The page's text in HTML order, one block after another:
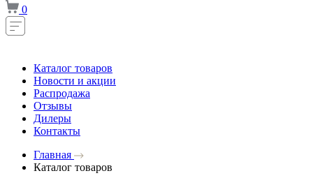
0
Каталог товаров
Новости и акции
Распродажа
Отзывы
Дилеры
Контакты
Главная
Каталог товаров